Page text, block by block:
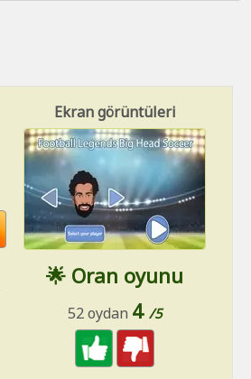
Ekran görüntüleri
🌟 Oran oyunu
52 oydan 4 /5
Code
HTML